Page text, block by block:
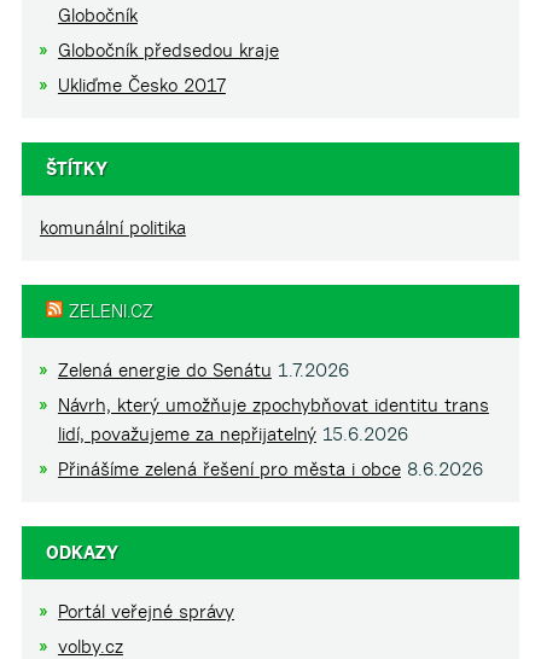
Globočník
Globočník předsedou kraje
Ukliďme Česko 2017
ŠTÍTKY
komunální politika
ZELENI.CZ
Zelená energie do Senátu 1.7.2026
Návrh, který umožňuje zpochybňovat identitu trans
lidí, považujeme za nepřijatelný 15.6.2026
Přinášíme zelená řešení pro města i obce 8.6.2026
ODKAZY
Portál veřejné správy
volby.cz